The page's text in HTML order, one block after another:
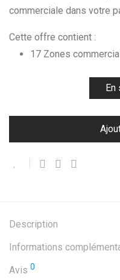
commerciale dans votre
Cette offre contient :
17 Zones
En
Description
Informations
Avis 0